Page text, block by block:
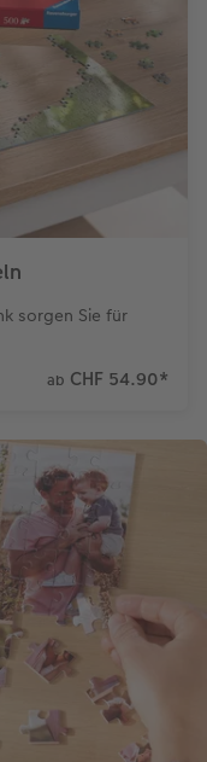
sorgen Sie für
ab CHF 54.90*